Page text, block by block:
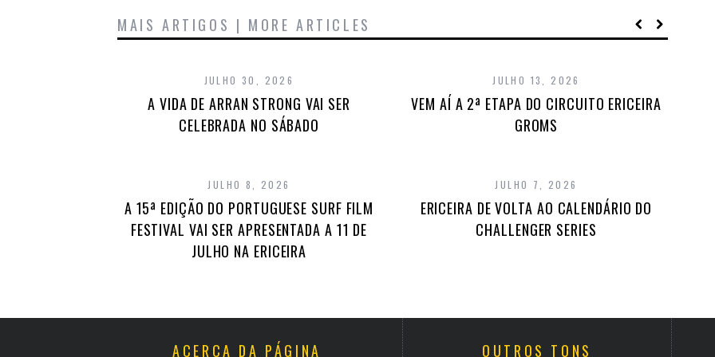
MAIS ARTIGOS | MORE ARTICLES
JULHO 30, 2026
A VIDA DE ARRAN STRONG VAI SER
CELEBRADA NO SÁBADO
JULHO 13, 2026
VEM AÍ A 2ª ETAPA DO CIRCUITO ERICEIRA
GROMS
JULHO 8, 2026
A 15ª EDIÇÃO DO PORTUGUESE SURF FILM
FESTIVAL VAI SER APRESENTADA A 11 DE
JULHO NA ERICEIRA
JULHO 7, 2026
ERICEIRA DE VOLTA AO CALENDÁRIO DO
CHALLENGER SERIES
ACERCA DA PÁGINA OUTROS TONS